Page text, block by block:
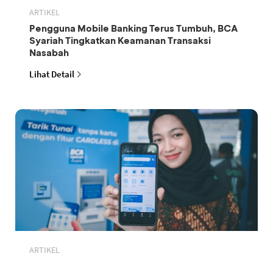
ARTIKEL
Pengguna Mobile Banking Terus Tumbuh, BCA
Syariah Tingkatkan Keamanan Transaksi
Nasabah
Lihat Detail
ARTIKEL